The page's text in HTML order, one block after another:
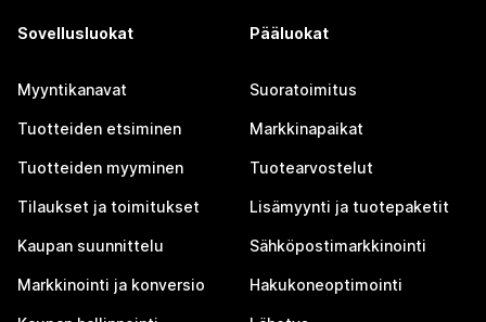
Sovellusluokat
Myyntikanavat
Tuotteiden etsiminen
Tuotteiden myyminen
Tilaukset ja toimitukset
Kaupan suunnittelu
Markkinointi ja konversio
Pääluokat
Suoratoimitus
Markkinapaikat
Tuotearvostelut
Lisämyynti ja tuotepaketit
Sähköpostimarkkinointi
Hakukoneoptimointi